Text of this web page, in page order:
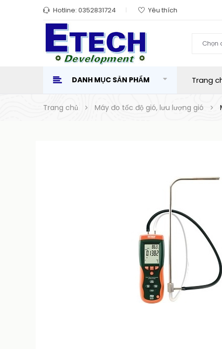
Hotline: 0352831724 Yêu thích
Chọn
DANH MỤC SẢN PHẨM Trang
Trang chủ Máy đo tốc độ gió, lưu lượng gió